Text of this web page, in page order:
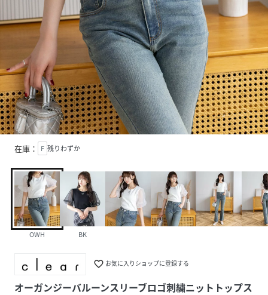
在庫： F 残りわずか
OWH BK
favorite_border お気に入りショップに登録する
オーガンジーバルーンスリーブロゴ刺繍ニットトップス